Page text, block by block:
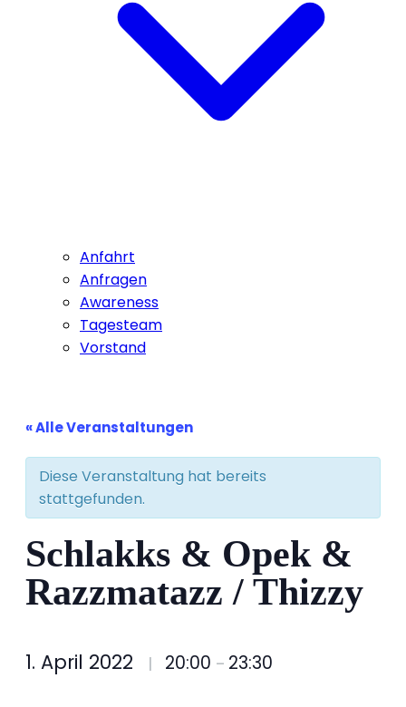
Anfahrt
Anfragen
Awareness
Tagesteam
Vorstand
« Alle Veranstaltungen
Diese Veranstaltung hat bereits
stattgefunden.
Schlakks & Opek &
Razzmatazz / Thizzy
1. April 2022 20:00 – 23:30